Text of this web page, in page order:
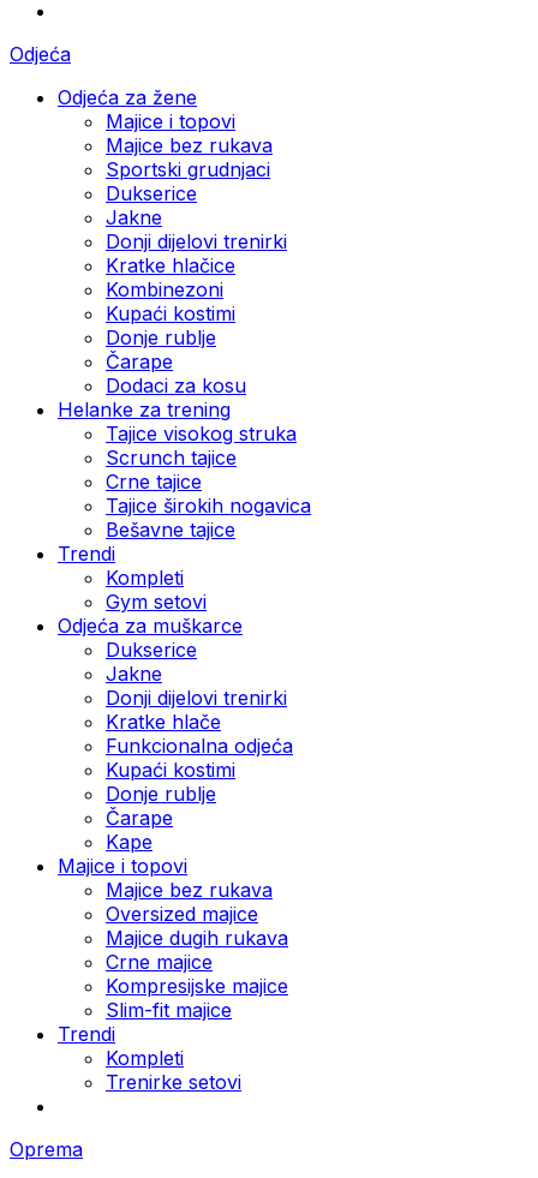
Odjeća
Odjeća za žene
Majice i topovi
Majice bez rukava
Sportski grudnjaci
Dukserice
Jakne
Donji dijelovi trenirki
Kratke hlačice
Kombinezoni
Kupaći kostimi
Donje rublje
Čarape
Dodaci za kosu
Helanke za trening
Tajice visokog struka
Scrunch tajice
Crne tajice
Tajice širokih nogavica
Bešavne tajice
Trendi
Kompleti
Gym setovi
Odjeća za muškarce
Dukserice
Jakne
Donji dijelovi trenirki
Kratke hlače
Funkcionalna odjeća
Kupaći kostimi
Donje rublje
Čarape
Kape
Majice i topovi
Majice bez rukava
Oversized majice
Majice dugih rukava
Crne majice
Kompresijske majice
Slim-fit majice
Trendi
Kompleti
Trenirke setovi
Oprema